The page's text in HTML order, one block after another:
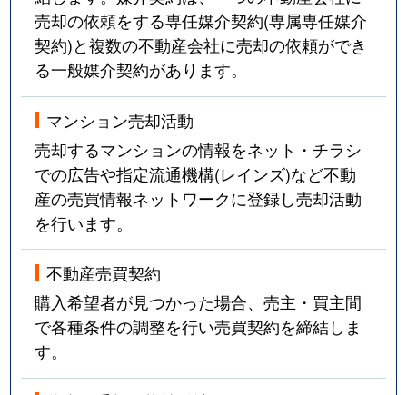
売却の依頼をする専任媒介契約(専属専任媒介
契約)と複数の不動産会社に売却の依頼ができ
る一般媒介契約があります。
マンション売却活動
売却するマンションの情報をネット・チラシ
での広告や指定流通機構(レインズ)など不動
産の売買情報ネットワークに登録し売却活動
を行います。
不動産売買契約
購入希望者が見つかった場合、売主・買主間
で各種条件の調整を行い売買契約を締結しま
す。